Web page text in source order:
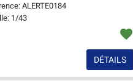
ALERTE0184
1/43
favorite
DÉTAILS